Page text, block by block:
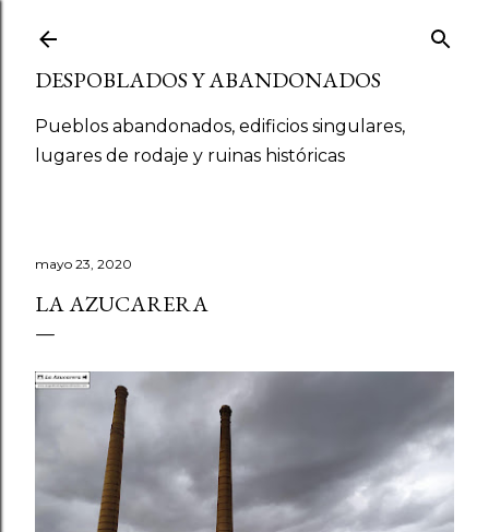
DESPOBLADOS Y ABANDONADOS
Pueblos abandonados, edificios singulares,
lugares de rodaje y ruinas históricas
mayo 23, 2020
LA AZUCARERA